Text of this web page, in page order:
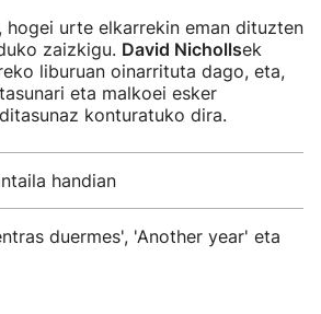
hogei urte elkarrekin eman dituzten
zaizkigu. David Nichollsek
liburuan oinarrituta dago, eta,
eta malkoei esker
konturatuko dira.
handian
duermes', 'Another year' eta